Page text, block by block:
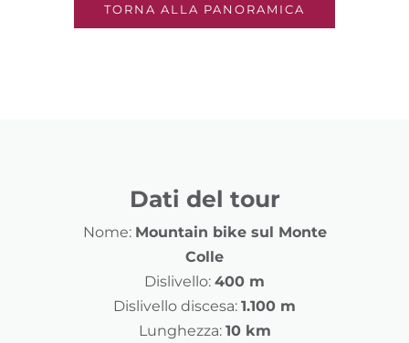
TORNA ALLA PANORAMICA
Dati del tour
Nome: Mountain bike sul Monte
Colle
Dislivello: 400 m
Dislivello discesa: 1.100 m
Lunghezza: 10 km